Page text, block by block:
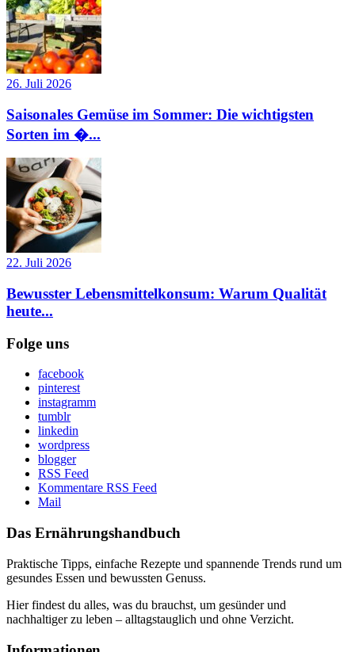
26. Juli 2026
Saisonales Gemüse im Sommer: Die wichtigsten
Sorten im �...
22. Juli 2026
Bewusster Lebensmittelkonsum: Warum Qualität
heute...
Folge uns
facebook
pinterest
instagramm
tumblr
linkedin
wordpress
blogger
RSS Feed
Kommentare RSS Feed
Mail
Das Ernährungshandbuch
Praktische Tipps, einfache Rezepte und spannende Trends rund um
gesundes Essen und bewussten Genuss.
Hier findest du alles, was du brauchst, um gesünder und
nachhaltiger zu leben – alltagstauglich und ohne Verzicht.